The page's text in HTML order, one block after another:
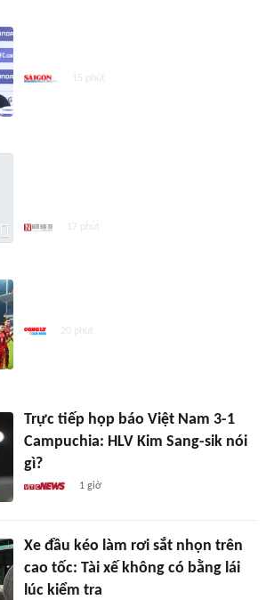
15 phút
17 phút
20 phút
Trực tiếp họp báo Việt Nam 3-1
Campuchia: HLV Kim Sang-sik nói
gì?
1 giờ
Xe đầu kéo làm rơi sắt nhọn trên
cao tốc: Tài xế không có bằng lái
lúc kiểm tra